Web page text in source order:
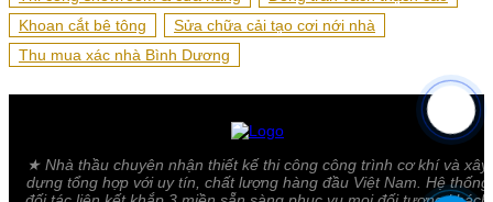
Khoan cắt bê tông
Sửa chữa cải tạo cơi nới nhà
Thu mua xác nhà Bình Dương
★ Nhà thầu chuyên nhận thiết kế thi công công trình cơ khí và xây
dựng tổng hợp với uy tín, chất lượng hàng đầu Việt Nam. Hệ thống